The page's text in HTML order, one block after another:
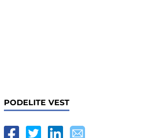
PODELITE VEST